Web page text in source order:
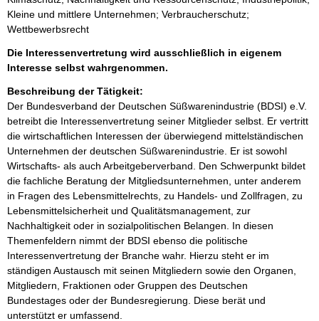
Kleine und mittlere Unternehmen; Verbraucherschutz;
Wettbewerbsrecht
Die Interessenvertretung wird ausschließlich in eigenem
Interesse selbst wahrgenommen.
Beschreibung der Tätigkeit:
Der Bundesverband der Deutschen Süßwarenindustrie (BDSI) e.V.
betreibt die Interessenvertretung seiner Mitglieder selbst. Er vertritt
die wirtschaftlichen Interessen der überwiegend mittelständischen
Unternehmen der deutschen Süßwarenindustrie. Er ist sowohl
Wirtschafts- als auch Arbeitgeberverband. Den Schwerpunkt bildet
die fachliche Beratung der Mitgliedsunternehmen, unter anderem
in Fragen des Lebensmittelrechts, zu Handels- und Zollfragen, zu
Lebensmittelsicherheit und Qualitätsmanagement, zur
Nachhaltigkeit oder in sozialpolitischen Belangen. In diesen
Themenfeldern nimmt der BDSI ebenso die politische
Interessenvertretung der Branche wahr. Hierzu steht er im
ständigen Austausch mit seinen Mitgliedern sowie den Organen,
Mitgliedern, Fraktionen oder Gruppen des Deutschen
Bundestages oder der Bundesregierung. Diese berät und
unterstützt er umfassend.